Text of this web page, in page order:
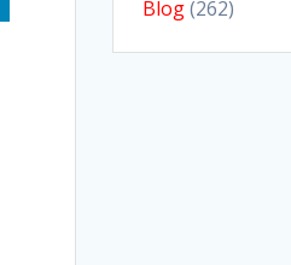
Blog(262)